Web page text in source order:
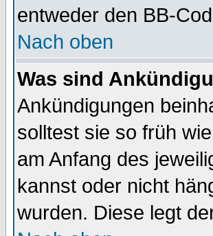
entweder den BB-
Nach oben
Was sind
Ankündigungen
solltest sie so früh
am Anfang des
kannst oder nicht
wurden. Diese legt